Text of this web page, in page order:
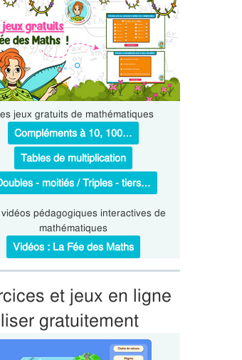
jeux gratuits de mathématiques
Compléments à 10, 100…
Tables de multiplication
- moitiés / Triples - tiers…
pédagogiques interactives de
mathématiques
Vidéos : La Fée des Maths
et jeux en ligne
gratuitement